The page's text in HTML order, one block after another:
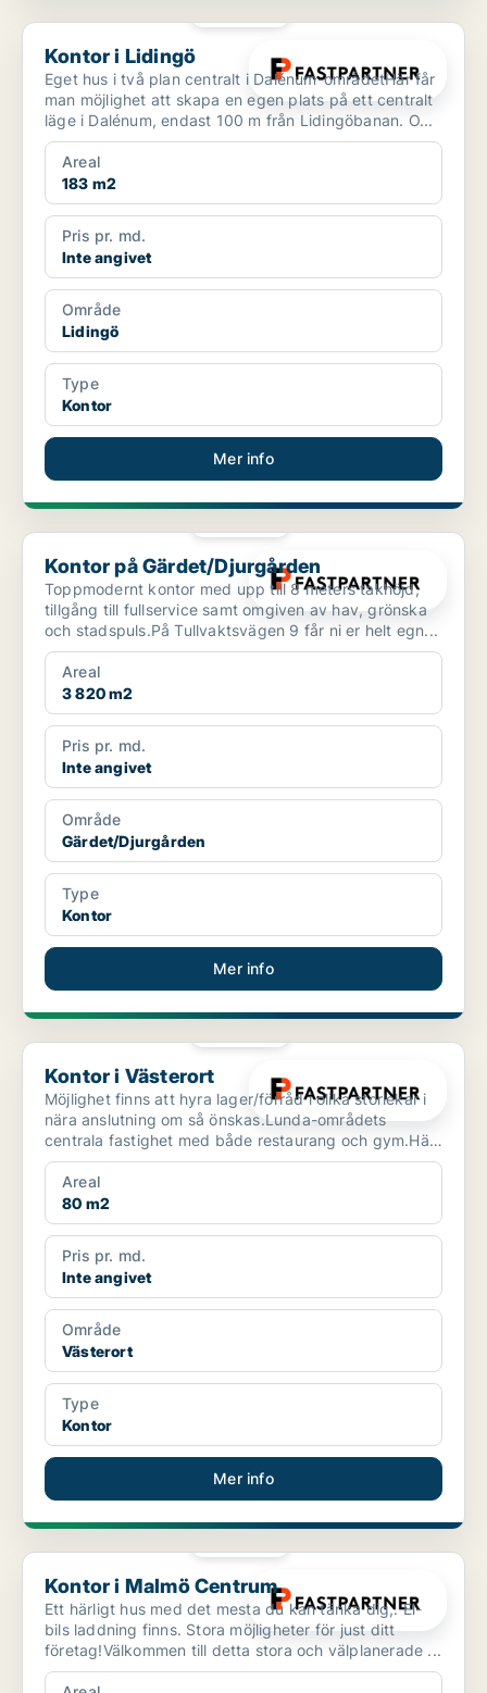
Kontor i Lidingö
Kontor i Lidingö
Eget hus i två plan centralt i Dalénum-områdetHär får
man möjlighet att skapa en egen plats på ett centralt
läge i Dalénum, endast 100 m från Lidingöbanan. O...
Areal
183 m2
Pris pr. md.
Inte angivet
Område
Lidingö
Type
Kontor
Mer info
Kontor på Gärdet/Djurgården
Kontor på Gärdet/Djurgården
Toppmodernt kontor med upp till 8 meters takhöjd,
tillgång till fullservice samt omgiven av hav, grönska
och stadspuls.På Tullvaktsvägen 9 får ni er helt egn...
Areal
3 820 m2
Pris pr. md.
Inte angivet
Område
Gärdet/Djurgården
Type
Kontor
Mer info
Kontor i Västerort
Kontor i Västerort
Möjlighet finns att hyra lager/förråd i olika storlekar i
nära anslutning om så önskas.Lunda-områdets
centrala fastighet med både restaurang och gym.Här
finn...
Areal
80 m2
Pris pr. md.
Inte angivet
Område
Västerort
Type
Kontor
Mer info
Kontor i Malmö Centrum
Kontor i Malmö Centrum
Ett härligt hus med det mesta du kan tänka dig,. El-
bils laddning finns. Stora möjligheter för just ditt
företag!Välkommen till detta stora och välplanerade ...